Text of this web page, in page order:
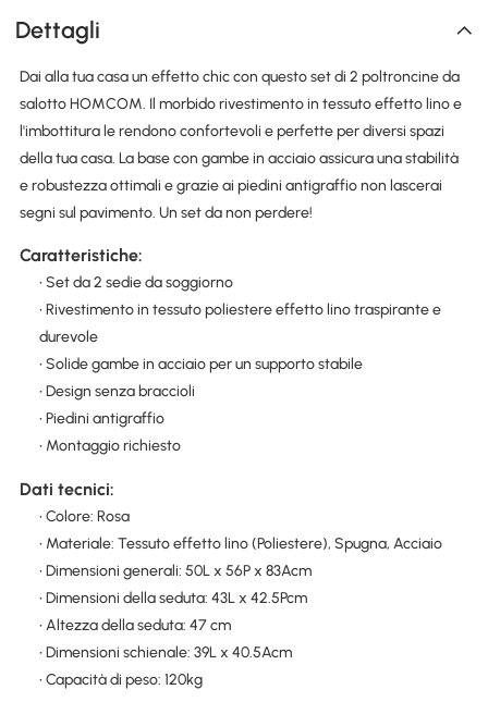
Dettagli
Dai alla tua casa un effetto chic con questo set di 2 poltroncine da
salotto HOMCOM. Il morbido rivestimento in tessuto effetto lino e
l'imbottitura le rendono confortevoli e perfette per diversi spazi
della tua casa. La base con gambe in acciaio assicura una stabilità
e robustezza ottimali e grazie ai piedini antigraffio non lascerai
segni sul pavimento. Un set da non perdere!
Caratteristiche:
• Set da 2 sedie da soggiorno
• Rivestimento in tessuto poliestere effetto lino traspirante e
durevole
• Solide gambe in acciaio per un supporto stabile
• Design senza braccioli
• Piedini antigraffio
• Montaggio richiesto
Dati tecnici:
• Colore: Rosa
• Materiale: Tessuto effetto lino (Poliestere), Spugna, Acciaio
• Dimensioni generali: 50L x 56P x 83Acm
• Dimensioni della seduta: 43L x 42.5Pcm
• Altezza della seduta: 47 cm
• Dimensioni schienale: 39L x 40.5Acm
• Capacità di peso: 120kg